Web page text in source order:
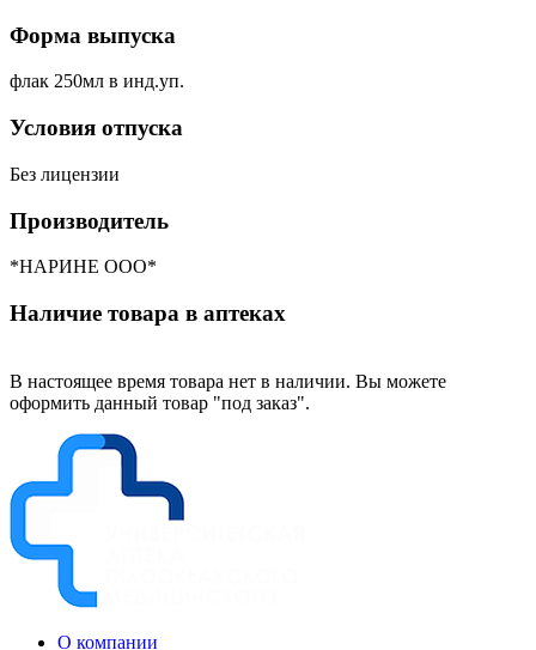
Форма выпуска
флак 250мл в инд.уп.
Условия отпуска
Без лицензии
Производитель
*НАРИНЕ ООО*
Наличие товара в аптеках
В настоящее время товара нет в наличии. Вы можете
оформить данный товар "под заказ".
О компании